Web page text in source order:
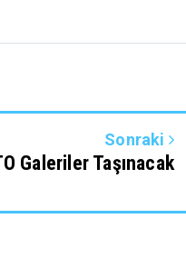
Sonraki
Galeriler Taşınacak